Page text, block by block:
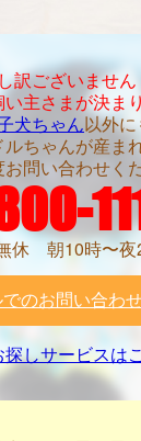
訳ございませ
主さまが決ま
犬ちゃん以外
ちゃんが産ま
問い合わせく
休 朝10時〜夜
のお問い合わ
しサービスは